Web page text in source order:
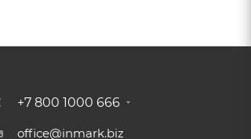
+7 800 1000 666
office@inmark.biz